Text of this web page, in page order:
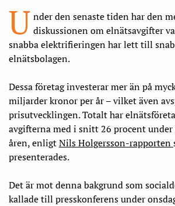
U nder den senaste tiden har den
diskussionen om elnätsavgifter
snabba elektrifieringen har lett till
elnätsbolagen.
Dessa företag investerar mer än på
miljarder kronor per år – vilket även
prisutvecklingen. Totalt har
avgifterna med i snitt 26 procent under
åren, enligtNils Holgersson-rapporten
presenterades.
Det är mot denna bakgrund som
kallade till presskonferens under